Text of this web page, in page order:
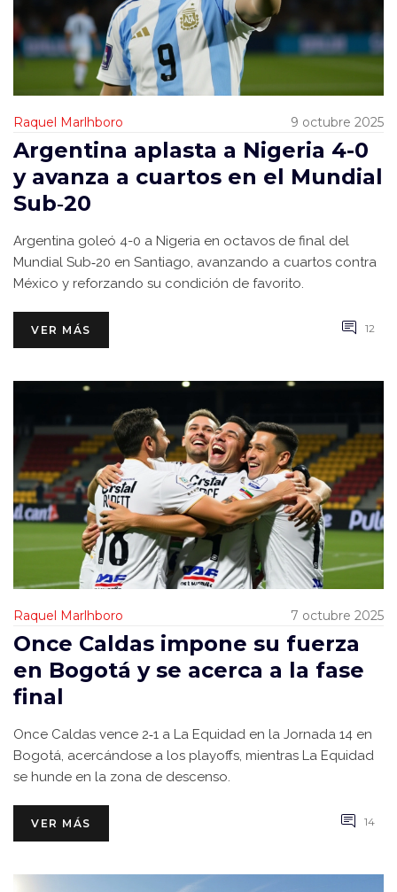
Raquel Marlhboro 9 octubre 2025
Argentina aplasta a Nigeria 4-0
y avanza a cuartos en el Mundial
Sub‑20
Argentina goleó 4-0 a Nigeria en octavos de final del
Mundial Sub‑20 en Santiago, avanzando a cuartos contra
México y reforzando su condición de favorito.
VER MÁS 12
Raquel Marlhboro 7 octubre 2025
Once Caldas impone su fuerza
en Bogotá y se acerca a la fase
final
Once Caldas vence 2‑1 a La Equidad en la Jornada 14 en
Bogotá, acercándose a los playoffs, mientras La Equidad
se hunde en la zona de descenso.
VER MÁS 14